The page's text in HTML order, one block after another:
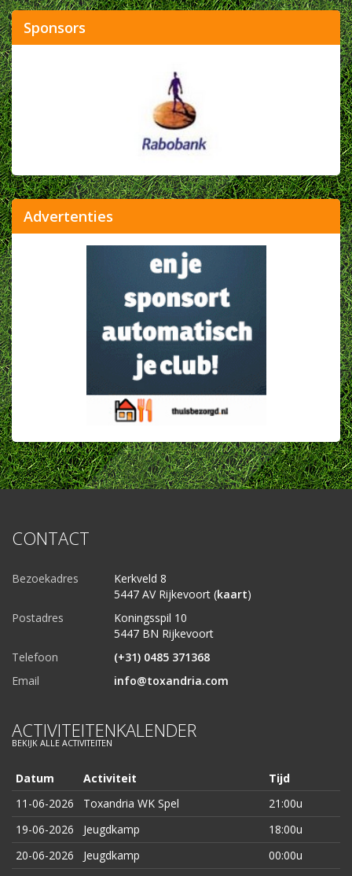
Sponsors
Advertenties
CONTACT
Bezoekadres
Kerkveld 8
5447 AV Rijkevoort (kaart)
Postadres
Koningsspil 10
5447 BN Rijkevoort
Telefoon
(+31) 0485 371368
Email
info@toxandria.com
ACTIVITEITENKALENDER
BEKIJK ALLE ACTIVITEITEN
Datum Activiteit
Tijd
11-06-2026
Toxandria WK Spel
21:00u
19-06-2026
Jeugdkamp
18:00u
20-06-2026
Jeugdkamp
00:00u